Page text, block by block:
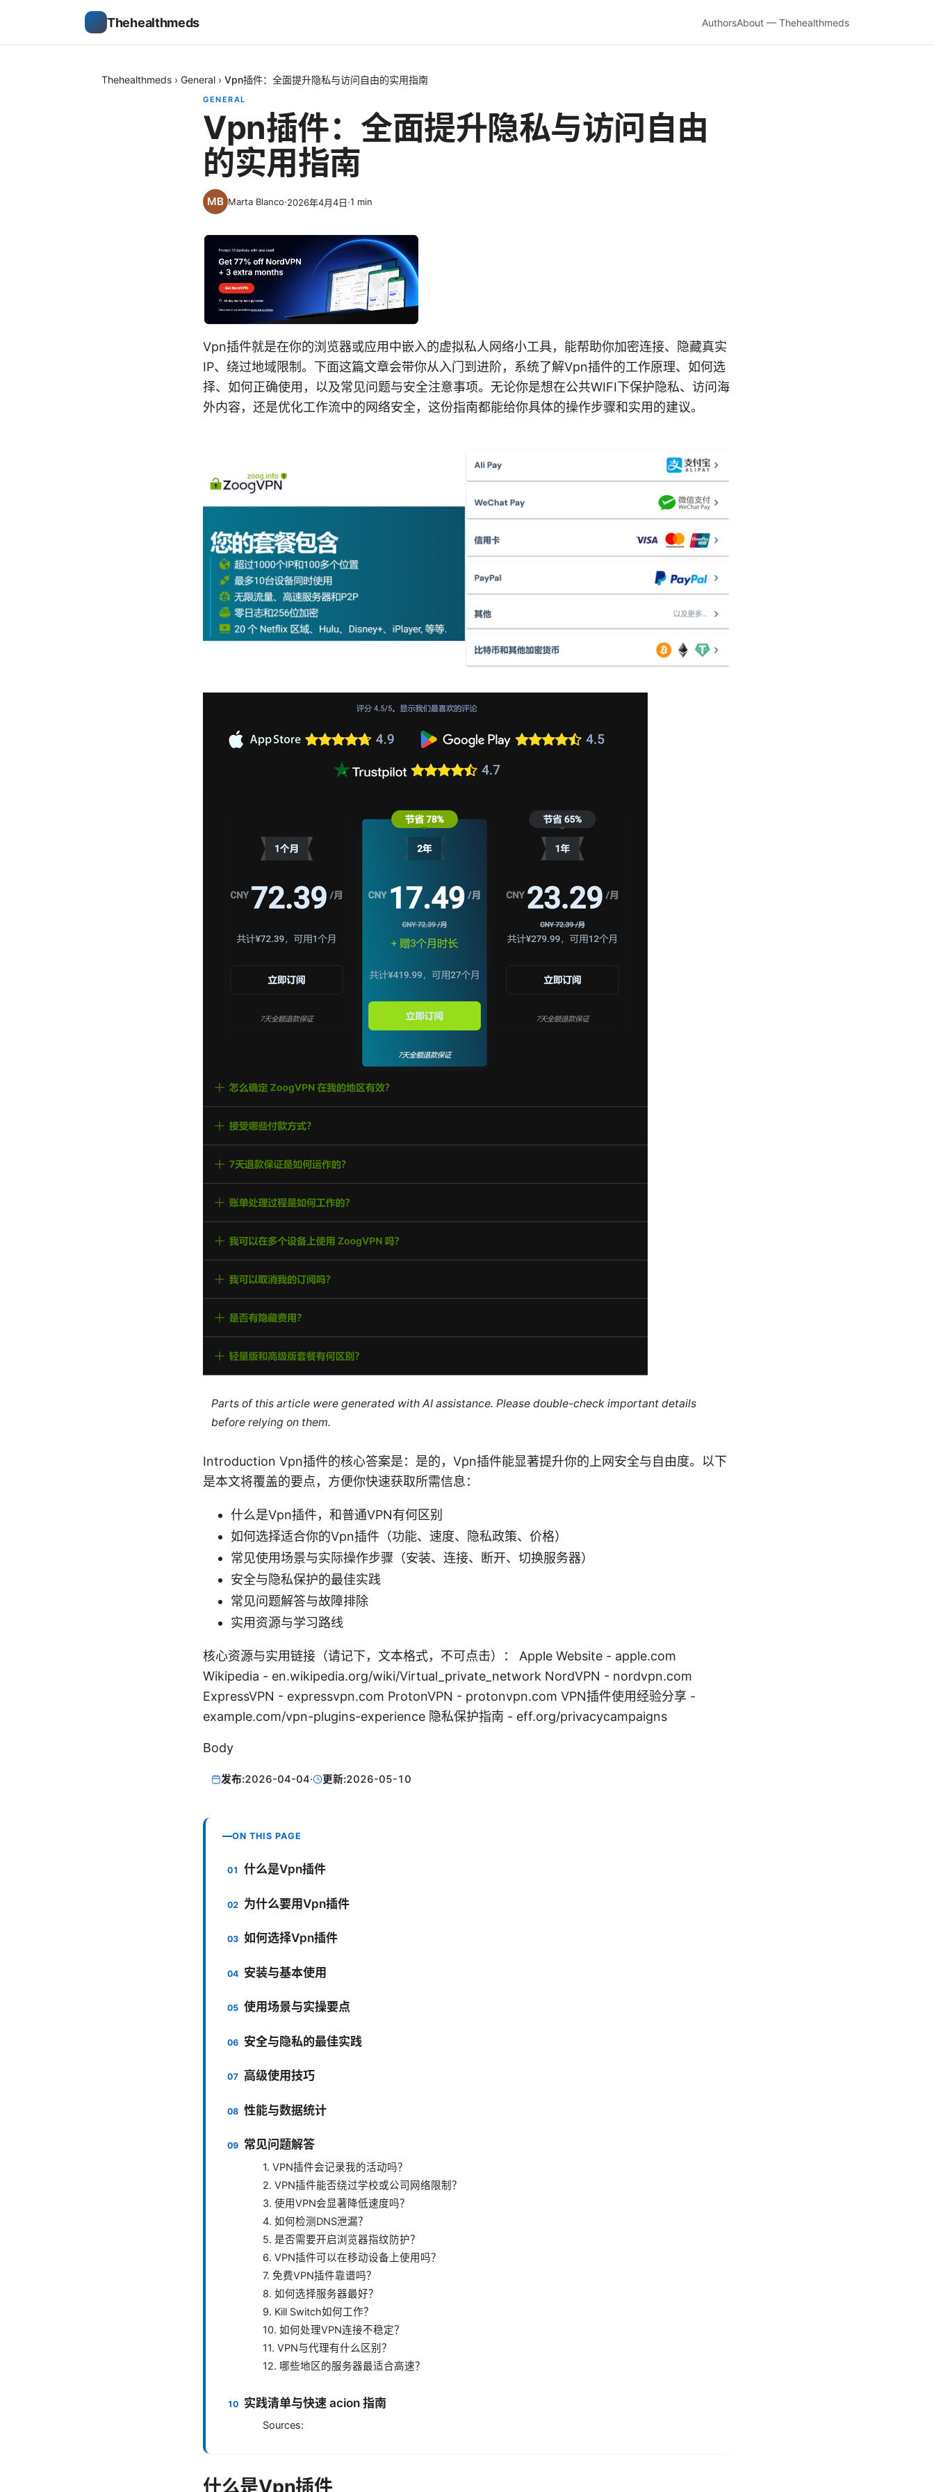
Thehealthmeds AuthorsAbout — Thehealthmeds
Thehealthmeds › General › Vpn插件：全面提升隐私与访问自由的实用指南
GENERAL
Vpn插件：全面提升隐私与访问自由
的实用指南
Marta Blanco·2026年4月4日·1 min
Vpn插件就是在你的浏览器或应用中嵌入的虚拟私人网络小工具，能帮助你加密连接、隐藏真实
IP、绕过地域限制。下面这篇文章会带你从入门到进阶，系统了解Vpn插件的工作原理、如何选
择、如何正确使用，以及常见问题与安全注意事项。无论你是想在公共WIFI下保护隐私、访问海
外内容，还是优化工作流中的网络安全，这份指南都能给你具体的操作步骤和实用的建议。
Parts of this article were generated with AI assistance. Please double-check important details
before relying on them.
Introduction Vpn插件的核心答案是：是的，Vpn插件能显著提升你的上网安全与自由度。以下
是本文将覆盖的要点，方便你快速获取所需信息：
什么是Vpn插件，和普通VPN有何区别
如何选择适合你的Vpn插件（功能、速度、隐私政策、价格）
常见使用场景与实际操作步骤（安装、连接、断开、切换服务器）
安全与隐私保护的最佳实践
常见问题解答与故障排除
实用资源与学习路线
核心资源与实用链接（请记下，文本格式，不可点击）： Apple Website - apple.com
Wikipedia - en.wikipedia.org/wiki/Virtual_private_network NordVPN - nordvpn.com
ExpressVPN - expressvpn.com ProtonVPN - protonvpn.com VPN插件使用经验分享 -
example.com/vpn-plugins-experience 隐私保护指南 - eff.org/privacycampaigns
Body
发布:2026-04-04· 更新:2026-05-10
ON THIS PAGE
什么是Vpn插件
为什么要用Vpn插件
如何选择Vpn插件
安装与基本使用
使用场景与实操要点
安全与隐私的最佳实践
高级使用技巧
性能与数据统计
常见问题解答
1. VPN插件会记录我的活动吗？
2. VPN插件能否绕过学校或公司网络限制？
3. 使用VPN会显著降低速度吗？
4. 如何检测DNS泄漏？
5. 是否需要开启浏览器指纹防护？
6. VPN插件可以在移动设备上使用吗？
7. 免费VPN插件靠谱吗？
8. 如何选择服务器最好？
9. Kill Switch如何工作？
10. 如何处理VPN连接不稳定？
11. VPN与代理有什么区别？
12. 哪些地区的服务器最适合高速？
实践清单与快速 acion 指南
Sources:
什么是Vpn插件